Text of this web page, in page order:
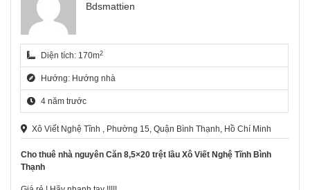
Bdsmattien
Diện tích: 170m2
Hướng: Hướng nhà
4 năm trước
Xô Viết Nghệ Tĩnh , Phường 15, Quận Bình Thạnh, Hồ Chí Minh
Cho thuê nhà nguyên Căn 8,5×20 trệt lầu Xô Viết Nghệ Tĩnh Bình
Thạnh